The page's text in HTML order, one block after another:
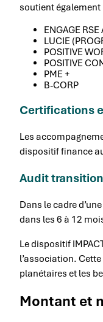
soutient
ENGAGE RSE
LUCIE
POSITIVE
POSITIVE
PME +
B-CORP
Certifications
Les
dispositif finance
Audit
Dans le cadre
dans les 6 à 12
Le dispositif
l’association.
planétaires et les
Montant et